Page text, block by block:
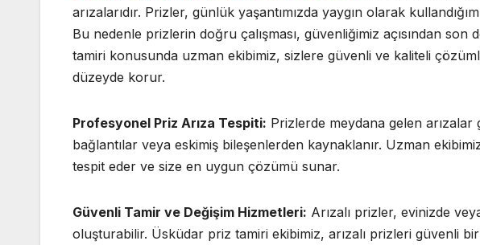
arızalarıdır. Prizler, günlük yaşantımızda yaygın olarak
Bu nedenle prizlerin doğru çalışması, güvenliğimiz açısından son
tamiri konusunda uzman ekibimiz, sizlere güvenli ve kaliteli
düzeyde korur.
Profesyonel Priz Arıza Tespiti: Prizlerde meydana gelen arızalar
bağlantılar veya eskimiş bileşenlerden kaynaklanır. Uzman
tespit eder ve size en uygun çözümü sunar.
Güvenli Tamir ve Değişim Hizmetleri: Arızalı prizler, evinizde
oluşturabilir. Üsküdar priz tamiri ekibimiz, arızalı prizleri güvenli